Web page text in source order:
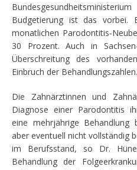
Budgetierung ist das vorbei.
monatlichen Parodontitis-
30 Prozent. Auch in
Überschreitung des
Einbruch der Behandlungszahlen.
Die Zahnärztinnen und
Diagnose einer Parodontitis
eine mehrjährige Behandlung
aber eventuell nicht vollständig
im Berufsstand, so Dr.
Behandlung der